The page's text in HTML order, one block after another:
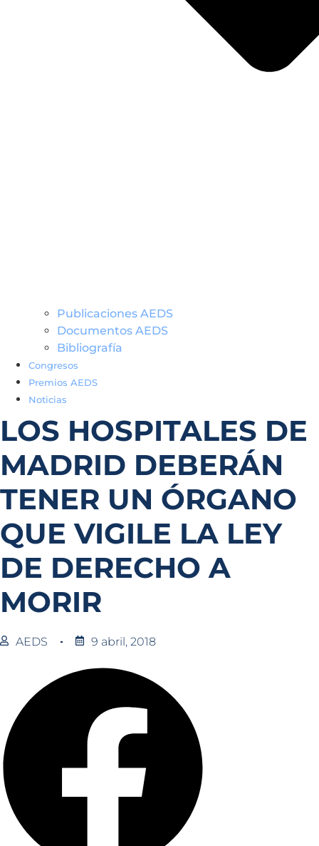
Publicaciones AEDS
Documentos AEDS
Bibliografía
Congresos
Premios AEDS
Noticias
LOS HOSPITALES DE
MADRID DEBERÁN
TENER UN ÓRGANO
QUE VIGILE LA LEY
DE DERECHO A
MORIR
AEDS 9 abril, 2018